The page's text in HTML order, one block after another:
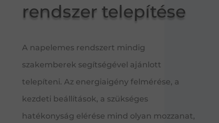
rendszer telepítése
A napelemes rendszert mindig
szakemberek segítségével ajánlott
telepíteni. Az energiaigény felmérése, a
kezdeti beállítások, a szükséges
hatékonyság elérése mind olyan mozzanat,